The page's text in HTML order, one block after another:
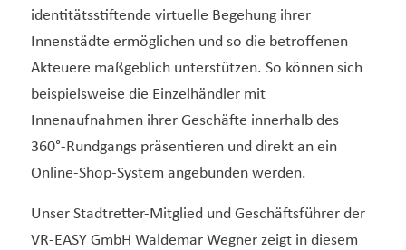
identitätsstiftende virtuelle Begehung ihrer
Innenstädte ermöglichen und so die betroffenen
Akteuere maßgeblich unterstützen. So können sich
beispielsweise die Einzelhändler mit
Innenaufnahmen ihrer Geschäfte innerhalb des
360°-Rundgangs präsentieren und direkt an ein
Online-Shop-System angebunden werden.
Unser Stadtretter-Mitglied und Geschäftsführer der
VR-EASY GmbH Waldemar Wegner zeigt in diesem